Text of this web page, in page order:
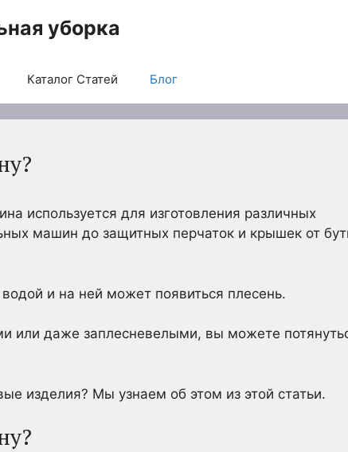
уборка
Каталог Статей Блог
используется для изготовления различных
машин до защитных перчаток и крышек от
и на ней может появиться плесень.
или даже заплесневелыми, вы можете
изделия? Мы узнаем об этом из этой статьи.